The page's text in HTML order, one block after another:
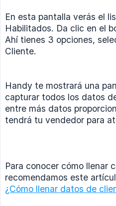
En esta pantalla verás el
Habilitados. Da clic en el
Ahí tienes 3 opciones,
Cliente.
Handy te mostrará una
capturar todos los datos
entre más datos
tendrá tu vendedor para
Para conocer cómo llenar
recomendamos este
¿Cómo llenar datos de